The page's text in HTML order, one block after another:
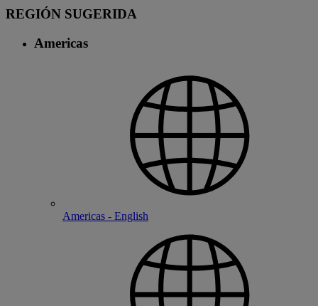
REGIÓN SUGERIDA
Americas
Americas - English